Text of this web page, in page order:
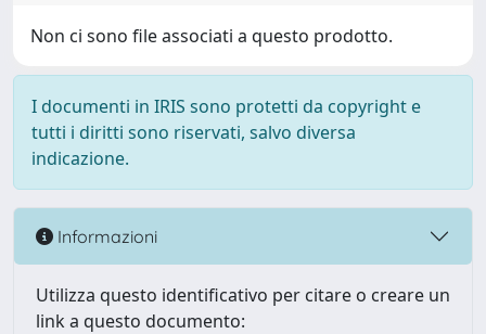
Non ci sono file associati a questo prodotto.
I documenti in IRIS sono protetti da copyright e
tutti i diritti sono riservati, salvo diversa
indicazione.
Informazioni
Utilizza questo identificativo per citare o creare un
link a questo documento: